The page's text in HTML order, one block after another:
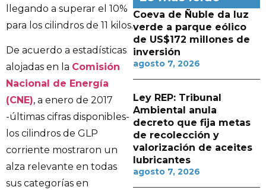
llegando a superar el 10%
para los cilindros de 11 kilos.
De acuerdo a estadísticas
alojadas en la Comisión
Nacional de Energía
(CNE), a enero de 2017
-últimas cifras disponibles-
los cilindros de GLP
corriente mostraron un
alza relevante en todas
sus categorías en
Coeva de Ñuble da luz
verde a parque eólico
de US$172 millones de
inversión
agosto 7, 2026
Ley REP: Tribunal
Ambiental anula
decreto que fija metas
de recolección y
valorización de aceites
lubricantes
agosto 7, 2026